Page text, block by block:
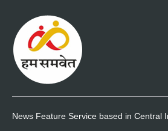
News Feature Service based in Central